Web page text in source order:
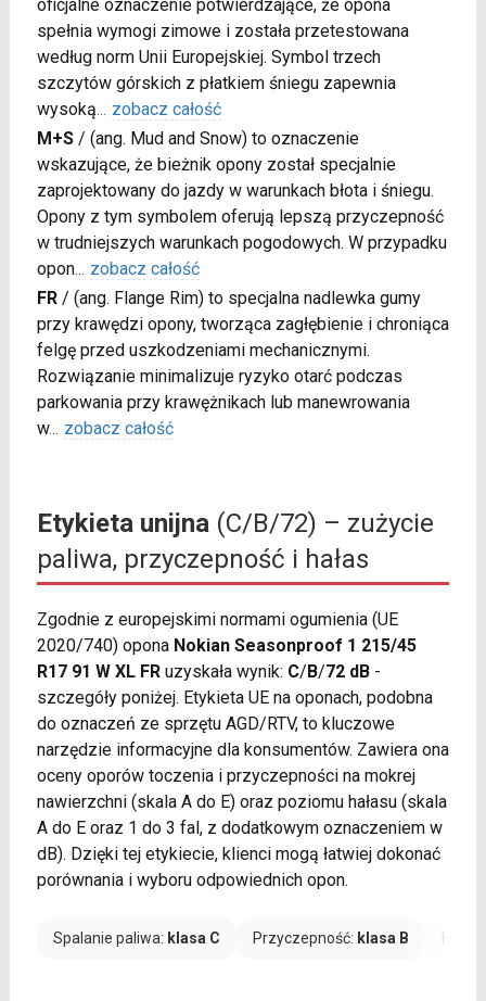
oficjalne oznaczenie potwierdzające, że opona
spełnia wymogi zimowe i została przetestowana
według norm Unii Europejskiej. Symbol trzech
szczytów górskich z płatkiem śniegu zapewnia
wysoką... zobacz całość
M+S/ (ang. Mud and Snow) to oznaczenie
wskazujące, że bieżnik opony został specjalnie
zaprojektowany do jazdy w warunkach błota i śniegu.
Opony z tym symbolem oferują lepszą przyczepność
w trudniejszych warunkach pogodowych. W przypadku
opon... zobacz całość
FR/ (ang. Flange Rim) to specjalna nadlewka gumy
przy krawędzi opony, tworząca zagłębienie i chroniąca
felgę przed uszkodzeniami mechanicznymi.
Rozwiązanie minimalizuje ryzyko otarć podczas
parkowania przy krawężnikach lub manewrowania
w... zobacz całość
Etykieta unijna(C/B/72) – zużycie
paliwa, przyczepność i hałas
Zgodnie z europejskimi normami ogumienia (UE
2020/740) opona Nokian Seasonproof 1 215/45
R17 91 W XL FRuzyskała wynik: C/B/72 dB-
szczegóły poniżej. Etykieta UE na oponach, podobna
do oznaczeń ze sprzętu AGD/RTV, to kluczowe
narzędzie informacyjne dla konsumentów. Zawiera ona
oceny oporów toczenia i przyczepności na mokrej
nawierzchni (skala A do E) oraz poziomu hałasu (skala
A do E oraz 1 do 3 fal, z dodatkowym oznaczeniem w
dB). Dzięki tej etykiecie, klienci mogą łatwiej dokonać
porównania i wyboru odpowiednich opon.
Spalanie paliwa: klasa C Przyczepność: klasa B